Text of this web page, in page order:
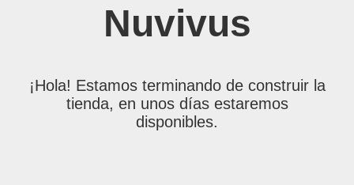
Nuvivus
¡Hola! Estamos terminando de construir la
tienda, en unos días estaremos
disponibles.